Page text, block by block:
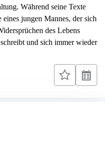
Während seine Texte
jungen Mannes, der sich
des Lebens
und sich immer wieder